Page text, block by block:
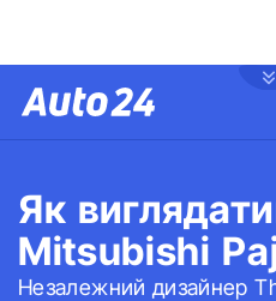
Як
Mitsubishi
Незалежний дизайнер